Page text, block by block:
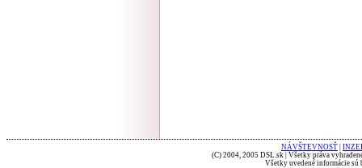
NÁVŠTEVNOSŤ
(C) 2004, 2005 DSL.sk | Všetky práva
Všetky uvedené informácie sú